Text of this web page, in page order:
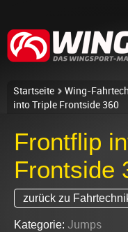
Startseite Wing-
into Triple Frontside 360
Frontflip
Frontside
zurück zu
Kategorie: Jumps